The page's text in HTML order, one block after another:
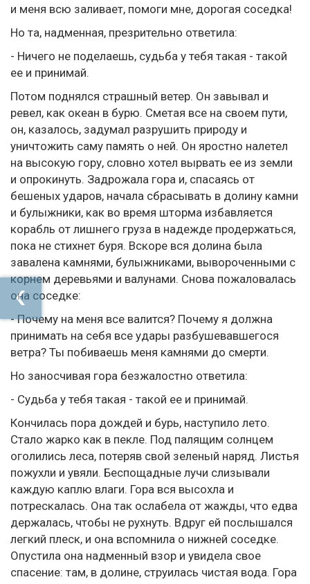
и меня всю заливает, помоги мне, дорогая соседка!
Но та, надменная, презрительно ответила:
- Ничего не поделаешь, судьба у тебя такая - такой
ее и принимай.
Потом поднялся страшный ветер. Он завывал и
ревел, как океан в бурю. Сметая все на своем пути,
он, казалось, задумал разрушить природу и
уничтожить саму память о ней. Он яростно налетел
на высокую гору, словно хотел вырвать ее из земли
и опрокинуть. Задрожала гора и, спасаясь от
бешеных ударов, начала сбрасывать в долину камни
и булыжники, как во время шторма избавляется
корабль от лишнего груза в надежде продержаться,
пока не стихнет буря. Вскоре вся долина была
завалена камнями, булыжниками, вывороченными с
корнем деревьями и валунами. Снова пожаловалась
она соседке:
- Почему на меня все валится? Почему я должна
принимать на себя все удары разбушевавшегося
ветра? Ты побиваешь меня камнями до смерти.
Но заносчивая гора безжалостно ответила:
- Судьба у тебя такая - такой ее и принимай.
Кончилась пора дождей и бурь, наступило лето.
Стало жарко как в пекле. Под палящим солнцем
оголились леса, потеряв свой зеленый наряд. Листья
пожухли и увяли. Беспощадные лучи слизывали
каждую каплю влаги. Гора вся высохла и
потрескалась. Она так ослабела от жажды, что едва
держалась, чтобы не рухнуть. Вдруг ей послышался
легкий плеск, и она вспомнила о нижней соседке.
Опустила она надменный взор и увидела свое
спасение: там, в долине, струилась чистая вода. Гора